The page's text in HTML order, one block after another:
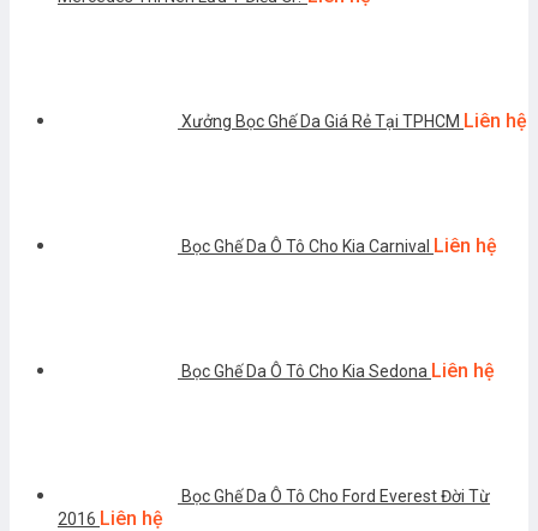
Xưởng Bọc Ghế Da Giá Rẻ Tại TPHCM Liên hệ
Bọc Ghế Da Ô Tô Cho Kia Carnival Liên hệ
Bọc Ghế Da Ô Tô Cho Kia Sedona Liên hệ
Bọc Ghế Da Ô Tô Cho Ford Everest Đời Từ
2016 Liên hệ